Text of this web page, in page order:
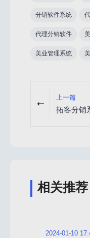
分销软件系统
代理分销软件
美业管理系统
上一篇
拓客分销
相关推荐
2024-01-10